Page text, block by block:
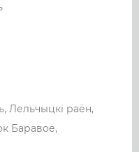
Лельчыцкі раён,
Баравое,